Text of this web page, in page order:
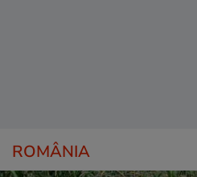
ROMÂNIA